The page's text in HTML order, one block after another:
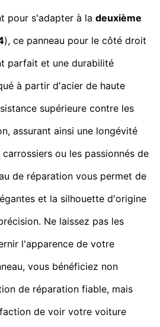
pour s'adapter à la deuxième
), ce panneau pour le côté droit
parfait et une durabilité
à partir d'acier de haute
supérieure contre les
assurant ainsi une longévité
ou les passionnés de
de réparation vous permet de
et la silhouette d'origine
Ne laissez pas les
l'apparence de votre
vous bénéficiez non
de réparation fiable, mais
de voir votre voiture